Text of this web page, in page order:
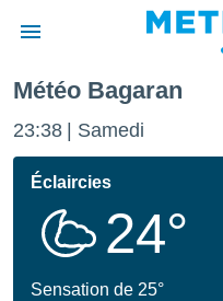
de
Météo Bagaran
23:38 Samedi
Éclaircies
24°
Sensation de 25°